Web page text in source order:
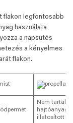
flakon legfontosabb
használata
a napsütés
a kényelmes
flakon.
Nem
illatosított!